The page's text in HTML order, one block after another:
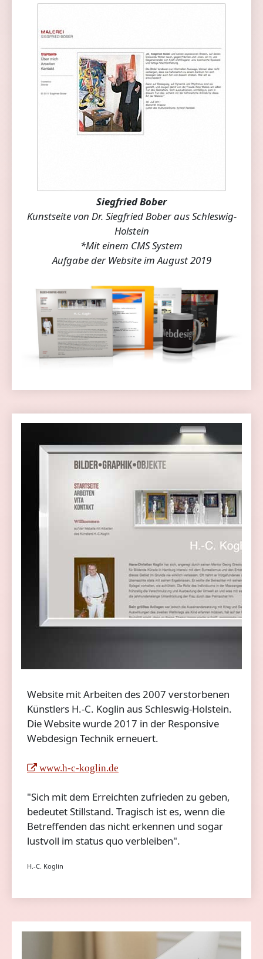
Siegfried Bober
Kunstseite von Dr. Siegfried Bober aus Schleswig-
Holstein
*Mit einem CMS System
Aufgabe der Website im August 2019
Website mit Arbeiten des 2007 verstorbenen
Künstlers H.-C. Koglin aus Schleswig-Holstein.
Die Website wurde 2017 in der Responsive
Webdesign Technik erneuert.
www.h-c-koglin.de
"Sich mit dem Erreichten zufrieden zu geben,
bedeutet Stillstand. Tragisch ist es, wenn die
Betreffenden das nicht erkennen und sogar
lustvoll im status quo verbleiben".
H.-C. Koglin